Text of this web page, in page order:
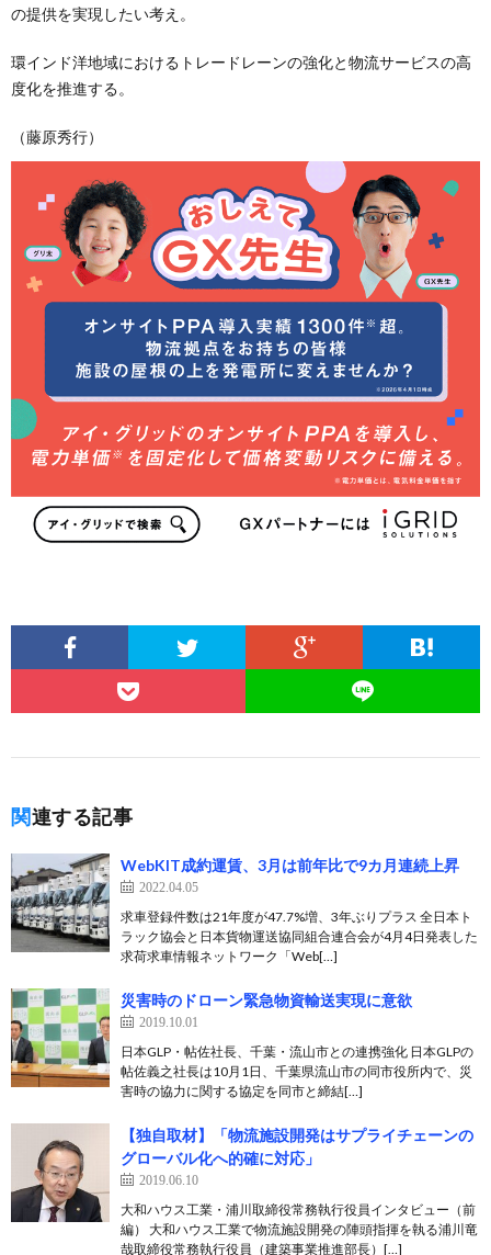
の提供を実現したい考え。
環インド洋地域におけるトレードレーンの強化と物流サービスの高
度化を推進する。
（藤原秀行）
関連する記事
WebKIT成約運賃、3月は前年比で9カ月連続上昇
2022.04.05
求車登録件数は21年度が47.7%増、3年ぶりプラス 全日本ト
ラック協会と日本貨物運送協同組合連合会が4月4日発表した
求荷求車情報ネットワーク「Web[…]
災害時のドローン緊急物資輸送実現に意欲
2019.10.01
日本GLP・帖佐社長、千葉・流山市との連携強化 日本GLPの
帖佐義之社長は10月1日、千葉県流山市の同市役所内で、災
害時の協力に関する協定を同市と締結[…]
【独自取材】「物流施設開発はサプライチェーンの
グローバル化へ的確に対応」
2019.06.10
大和ハウス工業・浦川取締役常務執行役員インタビュー（前
編） 大和ハウス工業で物流施設開発の陣頭指揮を執る浦川竜
哉取締役常務執行役員（建築事業推進部長）[…]